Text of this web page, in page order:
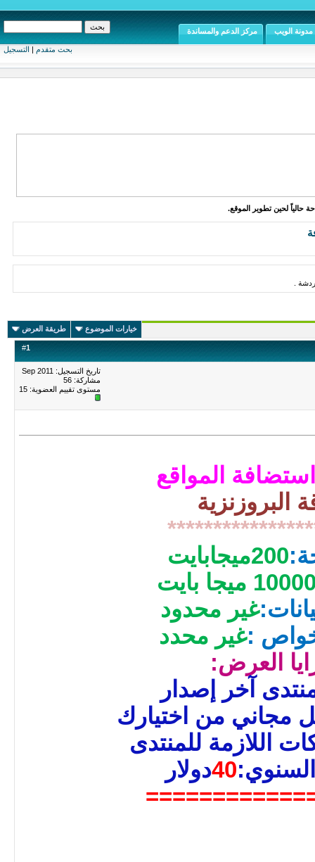
بحث متقدم | التسجيل
مدونة الويب مركز الدعم والمساندة
حالياً لحين تطوير الموقع.
.
خيارات الموضوع طريقة العرض
#1
تاريخ التسجيل: Sep 2011
مشاركة: 56
مستوى تقييم العضوية: 15
المواقع
البروزنزية
200ميجابايت
ميجا بايت
غير محدود
:غير محدد
العرض:
آخر إصدار
مجاني من اختيارك
اللازمة للمنتدى
40دولار